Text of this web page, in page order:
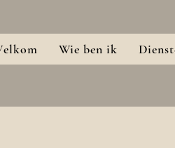
Wie ben ik